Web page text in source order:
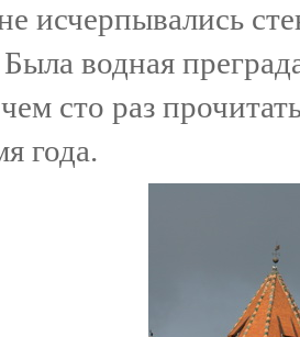
исчерпывались
водная
сто раз
года.